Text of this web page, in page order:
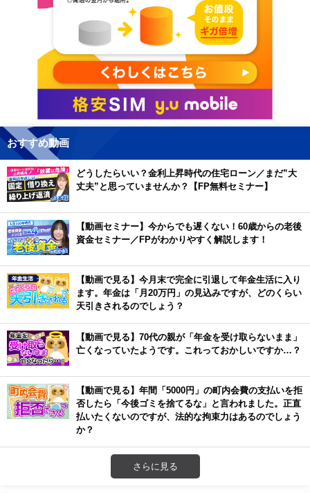
おすすめ動画
どうしたらいい？金利上昇時代の住宅ローン／まだ”大
丈夫”と思っていませんか？【FP無料セミナー】
【動画セミナー】今からでも遅くない！60歳からの老後
資金セミナー／FPがわかりやすく解説します！
【動画で見る】今月末で完全に引退して年金生活に入り
ます。年金は「月20万円」の見込みですが、どのくらい
天引きされるのでしょう？
【動画で見る】70代の親が「年金を受け取らないまま」
亡くなっていたようです。これっておかしいですか…？
【動画で見る】年間「5000円」の町内会費の支払いを拒
否したら「今後ゴミを捨てるな」と言われました。正直
払いたくないのですが、法的な拘束力はあるのでしょう
か？
さらに見る